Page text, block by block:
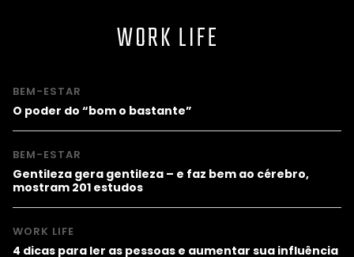
WORK LIFE
BEM-ESTAR
O poder do “bom o bastante”
BEM-ESTAR
Gentileza gera gentileza – e faz bem ao cérebro,
mostram 201 estudos
WORK LIFE
4 dicas para ler as pessoas e aumentar sua influência